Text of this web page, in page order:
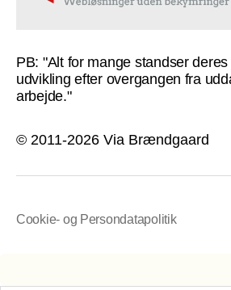
PB: "Alt for mange standser
udvikling efter overgangen fra
arbejde."
© 2011-2026 Via Brændgaard
Cookie- og Persondatapolitik